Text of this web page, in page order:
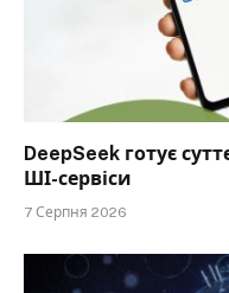
DeepSeek готує
ШІ-сервіси
7 Серпня 2026